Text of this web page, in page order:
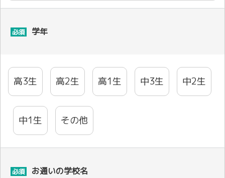
必須 学年
高3生 高2生 高1生 中3生 中2生
中1生 その他
必須 お通いの学校名